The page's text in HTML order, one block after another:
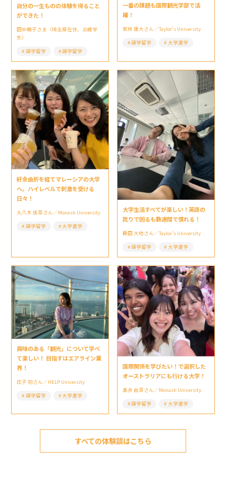
自分の一生ものの体験を得ること
ができた！
田中萌子さま（埼玉県在住、20歳学
生）
語学留学
語学留学
一番の課題も国際観光学部で活
躍！
若林 康大さん／Taylor’s University
語学留学
大学進学
紆余曲折を経てマレーシアの大学
へ。ハイレベルで刺激を受ける
日々！
大八木 佳菜さん／Monash University
語学留学
大学進学
大学生活すべてが楽しい！英語の
訛りで困るも数週間で慣れる！
藤田 大地さん／Taylor’s University
語学留学
大学進学
興味のある「観光」について学べ
て楽しい！ 目指すはエアライン業
界！
庄子 初さん／HELP University
語学留学
大学進学
国際関係を学びたい！で選択した
オーストラリアにも行ける大学！
髙井 由菜さん／Monash University
語学留学
大学進学
すべての体験談はこちら